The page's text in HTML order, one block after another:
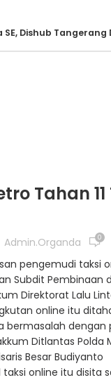
SE, Dishub Tangerang
Tahan 11
Admin.organda 0
pengemudi taksi
Subdit Pembinaan
Direktorat Lalu
online itu
bermasalah dengan
Ditlantas Polda
Besar Budiyanto
taksi online itu disita